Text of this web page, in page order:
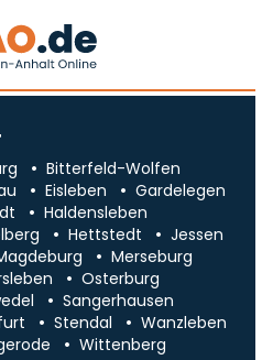
Bitterfeld-Wolfen
Eisleben
Gardelegen
Haldensleben
Hettstedt
Jessen
Merseburg
Osterburg
Sangerhausen
Stendal
Wanzleben
Wittenberg